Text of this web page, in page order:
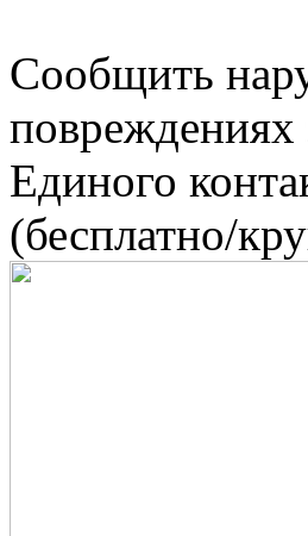
Сообщить
повреждениях
Единого
(бесплатно/